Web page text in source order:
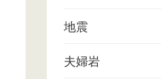
地震
夫婦岩